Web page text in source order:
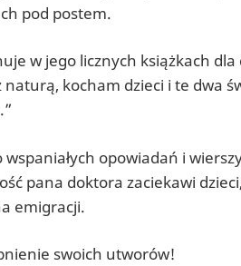
pod postem.
w jego licznych książkach dla
naturą, kocham dzieci i te dwa
opowiadań i
pana doktora zaciekawi
emigracji.
swoich utworów!